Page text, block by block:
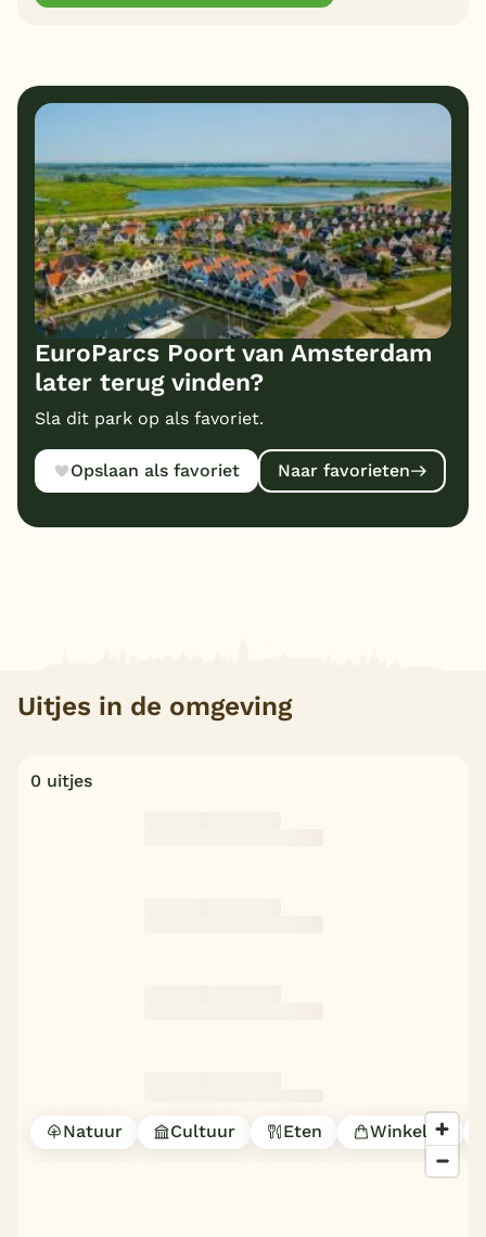
EuroParcs Poort van Amsterdam
later terug vinden?
Sla dit park op als favoriet.
Opslaan als favoriet Naar favorieten
Uitjes in de omgeving
0 uitjes
Natuur Cultuur Eten Winkelen